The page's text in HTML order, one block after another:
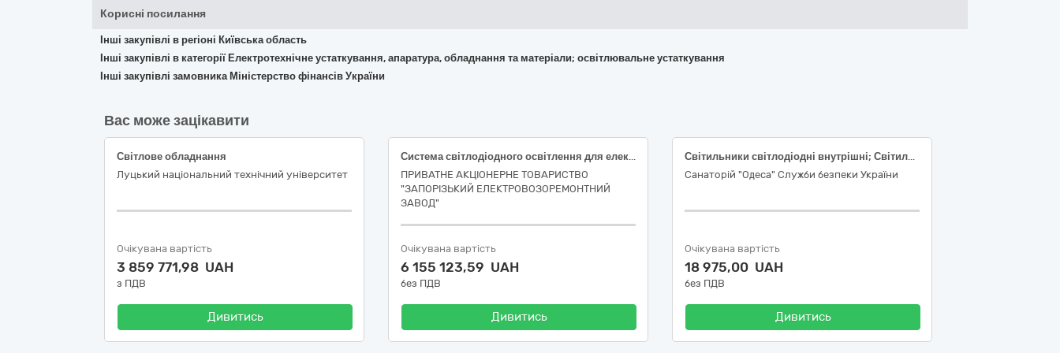
Корисні посилання
Інші закупівлі в регіоні Київська область
Інші закупівлі в категорії Електротехнічне устаткування, апаратура, обладнання та матеріали; освітлювальне устаткування
Інші закупівлі замовника Міністерство фінансів України
Вас може зацікавити
Світлове обладнання
Луцький національний технічний університет
Очікувана вартість
3 859 771,98 UAH
з ПДВ
Дивитись
Система світлодіодного освітлення для електровозів серії ЧС4, ЧС8
ПРИВАТНЕ АКЦІОНЕРНЕ ТОВАРИСТВО
"ЗАПОРІЗЬКИЙ ЕЛЕКТРОВОЗОРЕМОНТНИЙ
ЗАВОД"
Очікувана вартість
6 155 123,59 UAH
без ПДВ
Дивитись
Світильники світлодіодні внутрішні; Світильники світлодіодні внутрішні
Санаторій "Одеса" Служби безпеки України
Очікувана вартість
18 975,00 UAH
без ПДВ
Дивитись